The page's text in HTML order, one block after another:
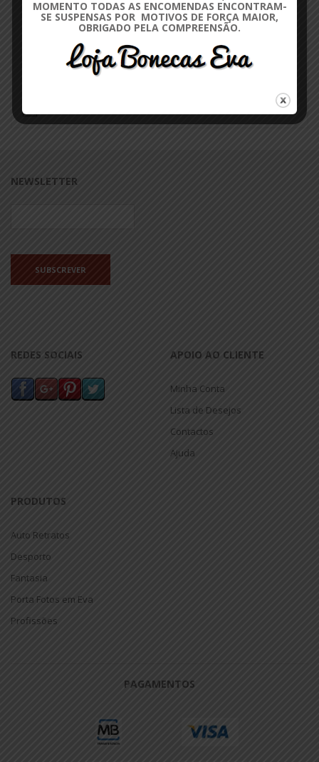
FILTRAR POR CATEGORIA
AUTO RETRATOS
FINALISTAS / UNIVERSIDADE
NEWSLETTER
REDES SOCIAIS APOIO AO CLIENTE
Minha Conta
Lista de Desejos
Contactos
Ajuda
PRODUTOS
Auto Retratos
Desporto
Fantasia
Porta Fotos em Eva
Profissões
PAGAMENTOS
MOMENTO TODAS AS ENCOMENDAS ENCONTRAM-
SE SUSPENSAS POR MOTIVOS DE FORÇA MAIOR,
OBRIGADO PELA COMPREENSÃO.